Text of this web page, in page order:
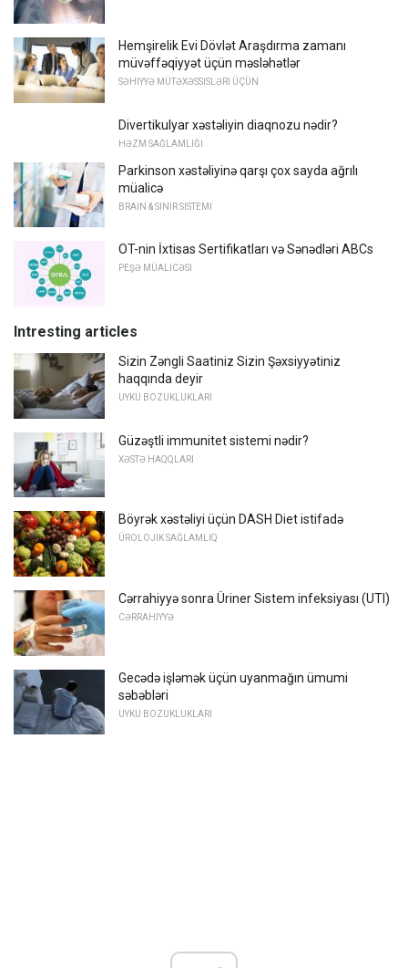
Hemşirelik Evi Dövlət Araşdırma zamanı
müvəffəqiyyət üçün məsləhətlər
SƏHIYYƏ MÜTƏXƏSSISLƏRI ÜÇÜN
Divertikulyar xəstəliyin diaqnozu nədir?
HƏZM SAĞLAMLIĞI
Parkinson xəstəliyinə qarşı çox sayda ağrılı
müalicə
BRAIN & SINIR SISTEMI
OT-nin İxtisas Sertifikatları və Sənədləri ABCs
PEŞƏ MÜALICƏSI
Intresting articles
Sizin Zəngli Saatiniz Sizin Şəxsiyyətiniz
haqqında deyir
UYKU BOZUKLUKLARI
Güzəştli immunitet sistemi nədir?
XƏSTƏ HAQQLARI
Böyrək xəstəliyi üçün DASH Diet istifadə
ÜROLOJIK SAĞLAMLIQ
Cərrahiyyə sonra Üriner Sistem infeksiyası (UTI)
CƏRRAHIYYƏ
Gecədə işləmək üçün uyanmağın ümumi
səbəbləri
UYKU BOZUKLUKLARI